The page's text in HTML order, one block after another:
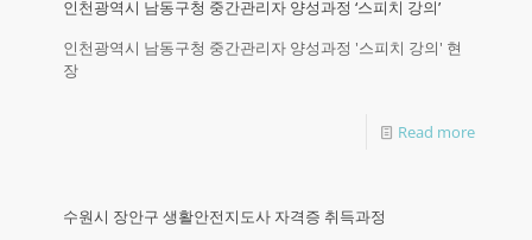
인천광역시 남동구청 중간관리자 양성과정 ‘스피치 강의’
인천광역시 남동구청 중간관리자 양성과정 '스피치 강의' 현
장
Read more
수원시 장안구 생활안전지도사 자격증 취득과정